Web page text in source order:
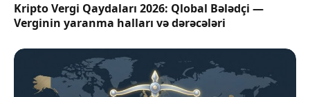
Kripto Vergi Qaydaları 2026: Qlobal Bələdçi —
Verginin yaranma halları və dərəcələri